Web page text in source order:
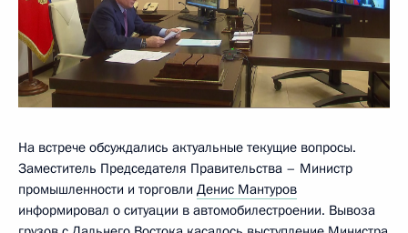
На встрече обсуждались актуальные текущие вопросы.
Заместитель Председателя Правительства – Министр
промышленности и торговли Денис Мантуров
информировал о ситуации в автомобилестроении. Вывоза